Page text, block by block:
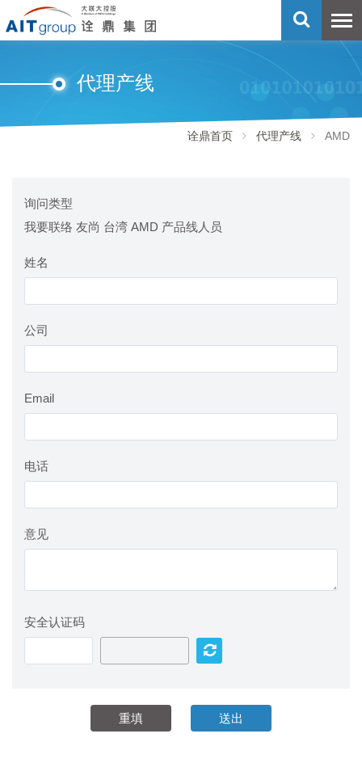
代理产线
诠鼎首页 代理产线 AMD
询问类型
我要联络 友尚 台湾 AMD 产品线人员
姓名
公司
Email
电话
意见
安全认证码